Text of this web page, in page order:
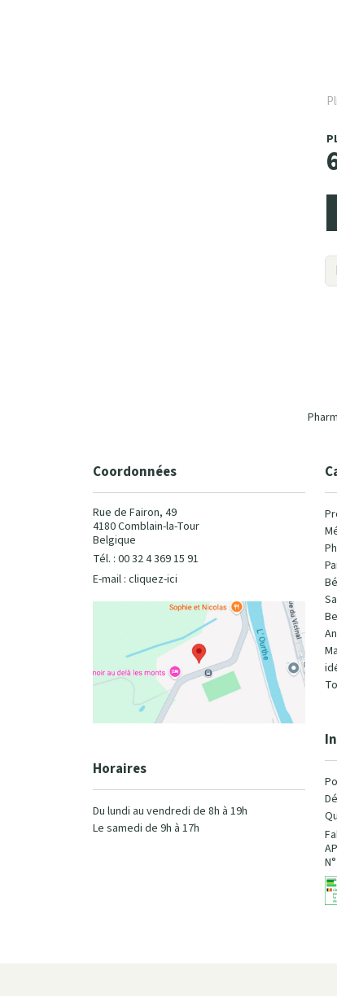
Coordonnées
Rue de Fairon, 49
4180 Comblain-la-Tour
Belgique
Tél. : 00 32 4 369 15 91
E-mail : cliquez-ici
Horaires
Du lundi au vendredi de 8h à 19h
Le samedi de 9h à 17h